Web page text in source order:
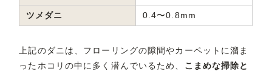
ツメダニ 0.4〜0.8mm
上記のダニは、フローリングの隙間やカーペットに溜ま
ったホコリの中に多く潜んでいるため、 こまめな掃除と